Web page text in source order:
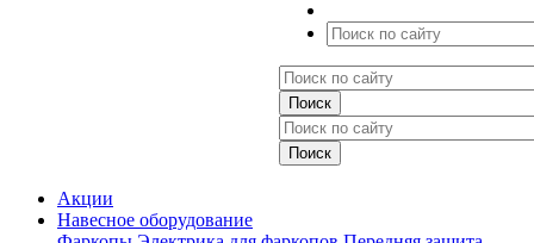
Акции
Навесное оборудование